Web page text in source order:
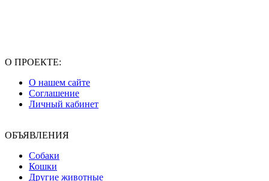
О ПРОЕКТЕ:
О нашем сайте
Соглашение
Личный кабинет
ОБЪЯВЛЕНИЯ
Собаки
Кошки
Другие животные